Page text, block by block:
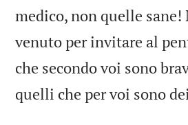
medico, non quelle sane!
venuto per invitare al
che secondo voi sono
quelli che per voi sono